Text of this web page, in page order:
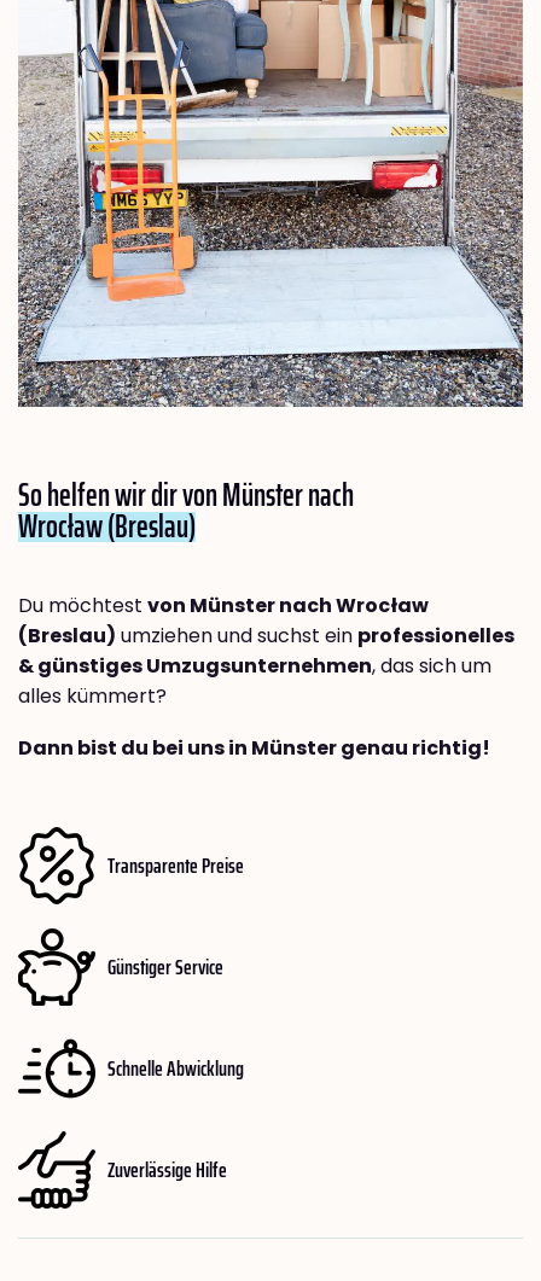
So helfen wir dir von Münster nach
Wrocław (Breslau)
Du möchtest von Münster nach Wrocław
(Breslau) umziehen und suchst ein professionelles
& günstiges Umzugsunternehmen, das sich um
alles kümmert?
Dann bist du bei uns in Münster genau richtig!
Transparente Preise
Günstiger Service
Schnelle Abwicklung
Zuverlässige Hilfe